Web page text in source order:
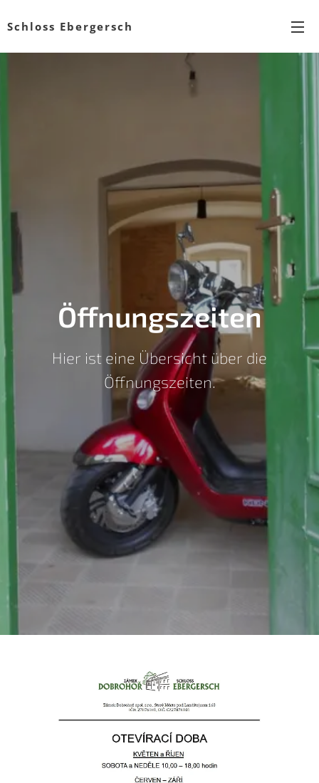
Schloss Ebergersch
Öffnungszeiten
Hier ist eine Übersicht über die
Öffnungszeiten.